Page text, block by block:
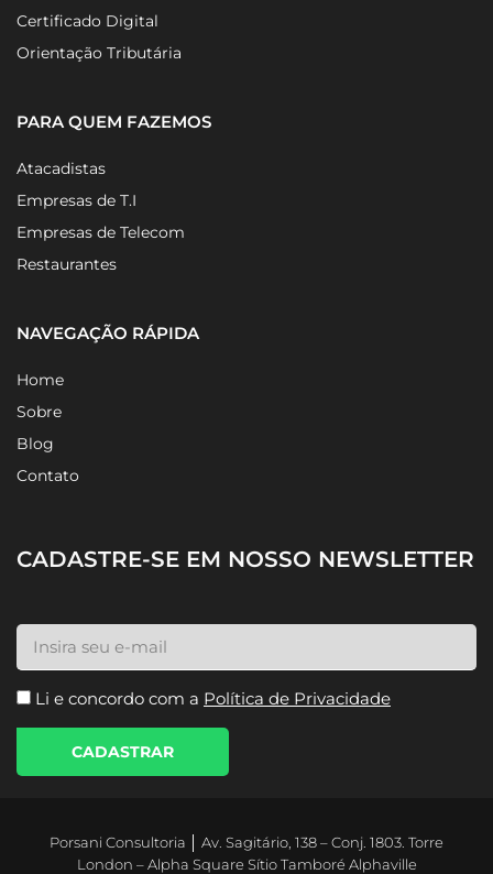
Certificado Digital
Orientação Tributária
PARA QUEM FAZEMOS
Atacadistas
Empresas de T.I
Empresas de Telecom
Restaurantes
NAVEGAÇÃO RÁPIDA
Home
Sobre
Blog
Contato
CADASTRE-SE EM NOSSO NEWSLETTER
Li e concordo com a Política de Privacidade
CADASTRAR
Porsani Consultoria │ Av. Sagitário, 138 – Conj. 1803. Torre
London – Alpha Square Sítio Tamboré Alphaville